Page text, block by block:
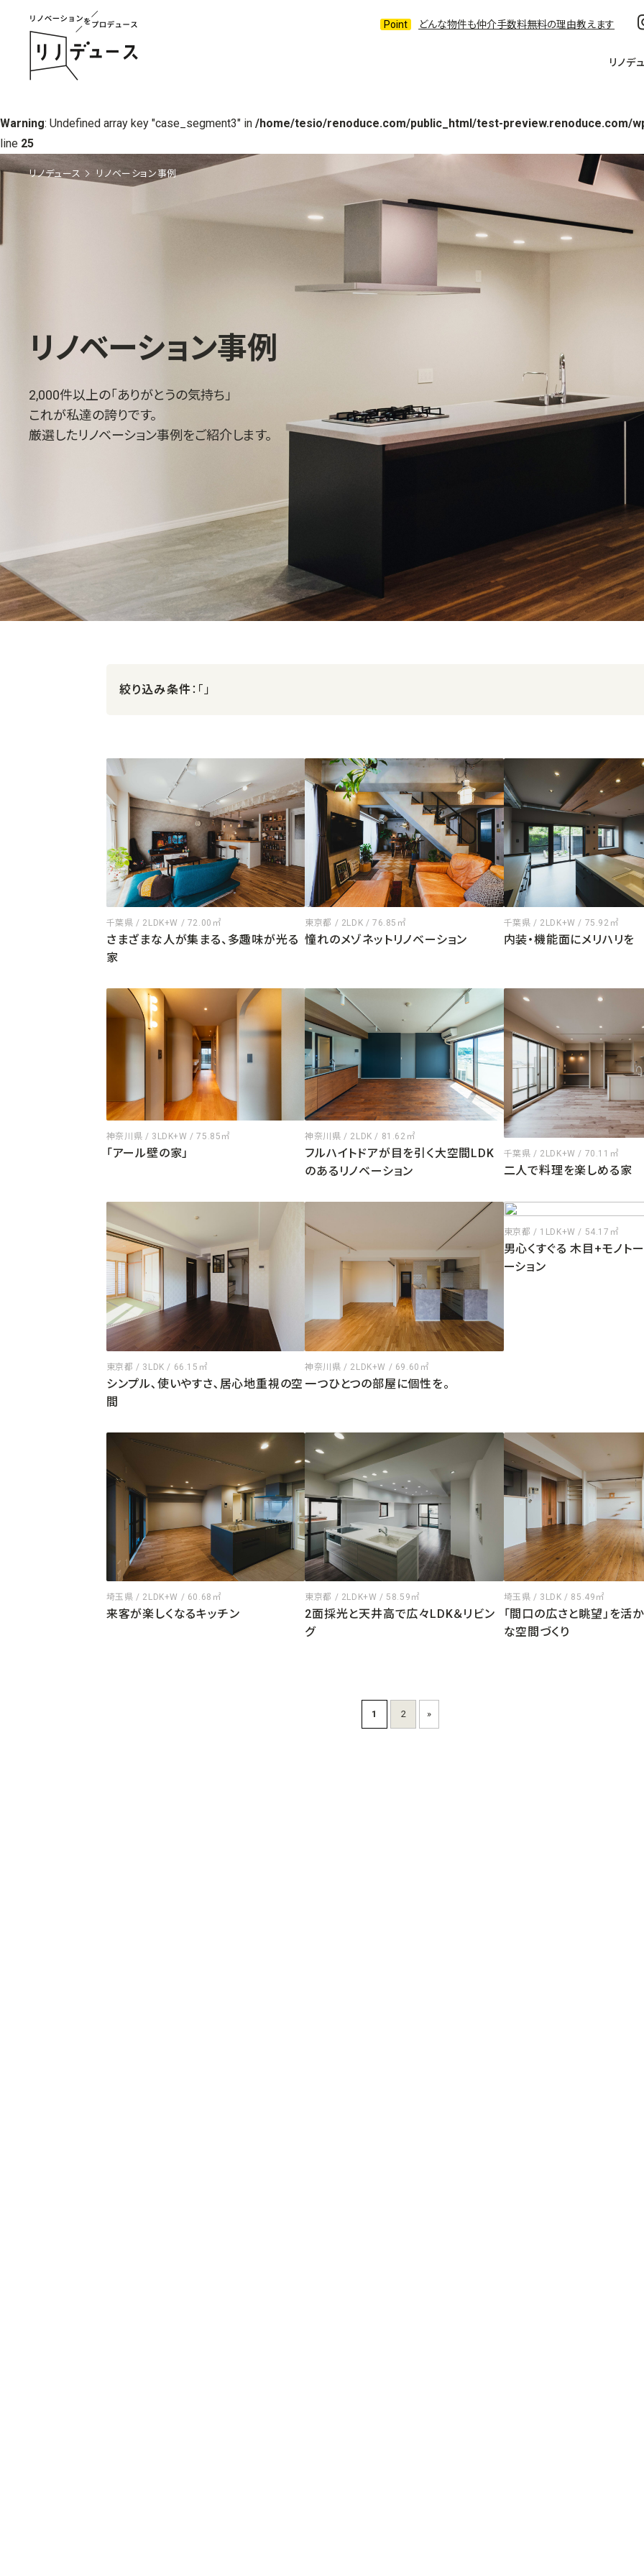
Warning: Undefined array key "case_segment3" in /home/tesio/renoduce.com/public_html/test-preview.renoduce.com/
line 25
どんな物件も仲介手数料無料の理由教えます
リノデ
リノデュース リノベーション事例
リノベーション事例
2,000件以上の「ありがとうの気持ち」
これが私達の誇りです。
厳選したリノベーション事例をご紹介します。
絞り込み条件：「」
千葉県 / 2LDK+W / 72.00㎡
さまざまな人が集まる、多趣味が光る
家
東京都 / 2LDK / 76.85㎡
憧れのメゾネットリノベーション
千葉県 / 2LDK+W / 75.92㎡
内装・機能面にメリハリを
神奈川県 / 3LDK+W / 75.85㎡
「アール壁の家」
神奈川県 / 2LDK / 81.62㎡
フルハイトドアが目を引く大空間LDK
のあるリノベーション
千葉県 / 2LDK+W / 70.11㎡
二人で料理を楽しめる家
東京都 / 3LDK / 66.15㎡
シンプル､使いやすさ､居心地重視の空
間
神奈川県 / 2LDK+W / 69.60㎡
一つひとつの部屋に個性を。
東京都 / 1LDK+W / 54.17㎡
男心くすぐる 木目+モノト
ーション
埼玉県 / 2LDK+W / 60.68㎡
来客が楽しくなるキッチン
東京都 / 2LDK+W / 58.59㎡
2面採光と天井高で広々LDK＆リビン
グ
埼玉県 / 3LDK / 85.49㎡
「間口の広さと眺望」を活
な空間づくり
1 2 »